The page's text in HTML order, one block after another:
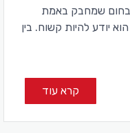
בחום שמחבק באמת
יודע להיות קשוח. בין
קרא עוד